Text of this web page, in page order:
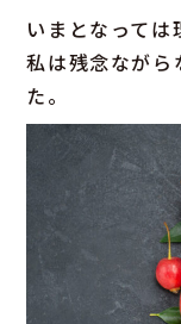
いまとなって
私は残念ながら
た。